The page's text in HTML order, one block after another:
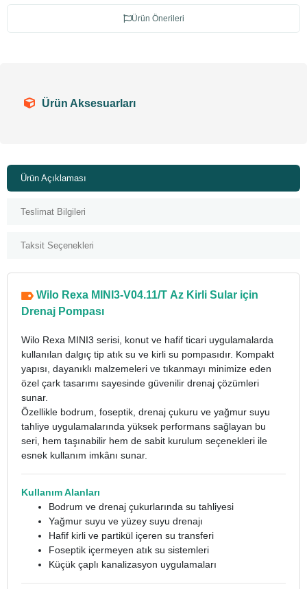
Ürün Önerileri
Ürün Aksesuarları
Ürün Açıklaması
Teslimat Bilgileri
Taksit Seçenekleri
Wilo Rexa MINI3-V04.11/T Az Kirli Sular için
Drenaj Pompası
Wilo Rexa MINI3 serisi, konut ve hafif ticari uygulamalarda
kullanılan dalgıç tip atık su ve kirli su pompasıdır. Kompakt
yapısı, dayanıklı malzemeleri ve tıkanmayı minimize eden
özel çark tasarımı sayesinde güvenilir drenaj çözümleri
sunar.
Özellikle bodrum, foseptik, drenaj çukuru ve yağmur suyu
tahliye uygulamalarında yüksek performans sağlayan bu
seri, hem taşınabilir hem de sabit kurulum seçenekleri ile
esnek kullanım imkânı sunar.
Kullanım Alanları
Bodrum ve drenaj çukurlarında su tahliyesi
Yağmur suyu ve yüzey suyu drenajı
Hafif kirli ve partikül içeren su transferi
Foseptik içermeyen atık su sistemleri
Küçük çaplı kanalizasyon uygulamaları